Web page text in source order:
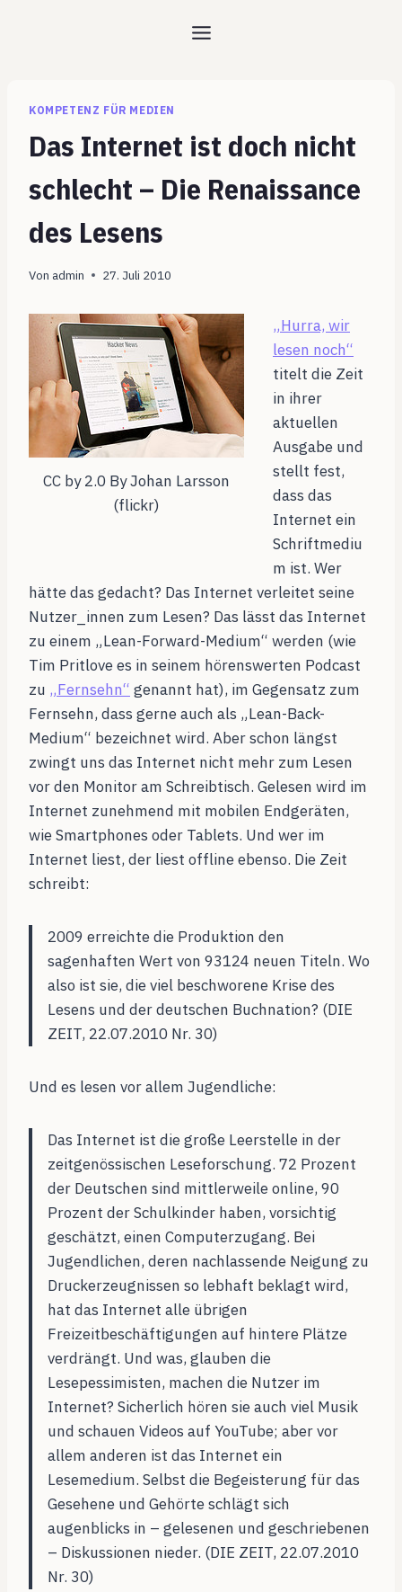
KOMPETENZ FÜR MEDIEN
Das Internet ist doch nicht
schlecht – Die Renaissance
des Lesens
Von admin 27. Juli 2010
CC by 2.0 By Johan Larsson
(flickr)
„Hurra, wir
lesen noch“
titelt die Zeit
in ihrer
aktuellen
Ausgabe und
stellt fest,
dass das
Internet ein
Schriftmediu
m ist. Wer
hätte das gedacht? Das Internet verleitet seine
Nutzer_innen zum Lesen? Das lässt das Internet
zu einem „Lean-Forward-Medium“ werden (wie
Tim Pritlove es in seinem hörenswerten Podcast
zu „Fernsehn“ genannt hat), im Gegensatz zum
Fernsehn, dass gerne auch als „Lean-Back-
Medium“ bezeichnet wird. Aber schon längst
zwingt uns das Internet nicht mehr zum Lesen
vor den Monitor am Schreibtisch. Gelesen wird im
Internet zunehmend mit mobilen Endgeräten,
wie Smartphones oder Tablets. Und wer im
Internet liest, der liest offline ebenso. Die Zeit
schreibt:
2009 erreichte die Produktion den
sagenhaften Wert von 93124 neuen Titeln. Wo
also ist sie, die viel beschworene Krise des
Lesens und der deutschen Buchnation? (DIE
ZEIT, 22.07.2010 Nr. 30)
Und es lesen vor allem Jugendliche:
Das Internet ist die große Leerstelle in der
zeitgenössischen Leseforschung. 72 Prozent
der Deutschen sind mittlerweile online, 90
Prozent der Schulkinder haben, vorsichtig
geschätzt, einen Computerzugang. Bei
Jugendlichen, deren nachlassende Neigung zu
Druckerzeugnissen so lebhaft beklagt wird,
hat das Internet alle übrigen
Freizeitbeschäftigungen auf hintere Plätze
verdrängt. Und was, glauben die
Lesepessimisten, machen die Nutzer im
Internet? Sicherlich hören sie auch viel Musik
und schauen Videos auf YouTube; aber vor
allem anderen ist das Internet ein
Lesemedium. Selbst die Begeisterung für das
Gesehene und Gehörte schlägt sich
augenblicks in – gelesenen und geschriebenen
– Diskussionen nieder. (DIE ZEIT, 22.07.2010
Nr. 30)